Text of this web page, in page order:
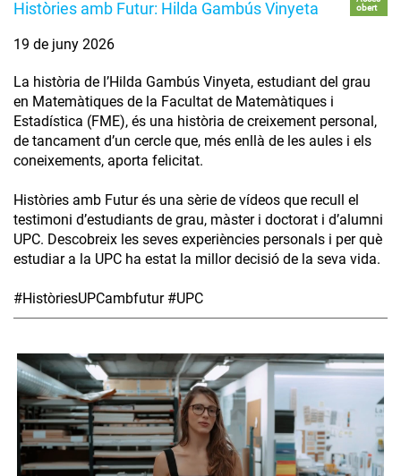
Històries amb Futur: Hilda Gambús Vinyeta obert
19 de juny 2026
La història de l’Hilda Gambús Vinyeta, estudiant del grau
en Matemàtiques de la Facultat de Matemàtiques i
Estadística (FME), és una història de creixement personal,
de tancament d’un cercle que, més enllà de les aules i els
coneixements, aporta felicitat.
Històries amb Futur és una sèrie de vídeos que recull el
testimoni d’estudiants de grau, màster i doctorat i d’alumni
UPC. Descobreix les seves experiències personals i per què
estudiar a la UPC ha estat la millor decisió de la seva vida.
#HistòriesUPCambfutur #UPC